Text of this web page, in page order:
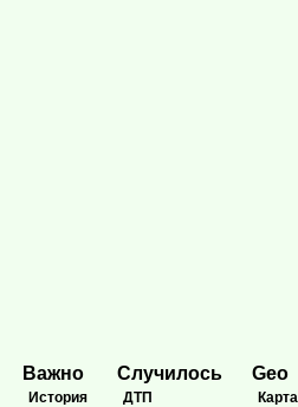
Важно
История
Случилось
ДТП
Geo
Карта